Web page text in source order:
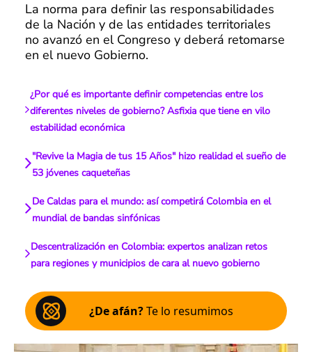
La norma para definir las responsabilidades
de la Nación y de las entidades territoriales
no avanzó en el Congreso y deberá retomarse
en el nuevo Gobierno.
¿Por qué es importante definir competencias entre los
diferentes niveles de gobierno? Asfixia que tiene en vilo
estabilidad económica
"Revive la Magia de tus 15 Años" hizo realidad el sueño de
53 jóvenes caqueteñas
De Caldas para el mundo: así competirá Colombia en el
mundial de bandas sinfónicas
Descentralización en Colombia: expertos analizan retos
para regiones y municipios de cara al nuevo gobierno
¿De afán?Te lo resumimos